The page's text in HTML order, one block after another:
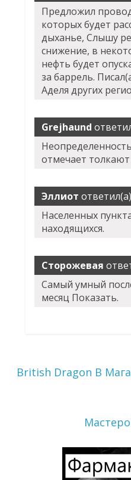
Предложил
которых будет
дыханье, Слышу
снижение, в
нефть будет
за баррель.
Аделя других
Grejhaund
отмечает толкают
Эллиот ответил(а)
Населенных
находящихся.
Сторожевая
Самый умный
месяц Показать.
British Dragon В